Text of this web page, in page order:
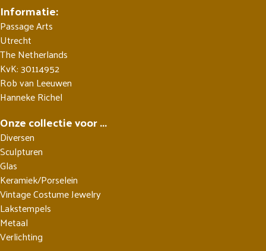
Informatie:
Passage Arts
Utrecht
The Netherlands
KvK: 30114952
Rob van Leeuwen
Hanneke Richel
Onze collectie voor ...
Diversen
Sculpturen
Glas
Keramiek/Porselein
Vintage Costume Jewelry
Lakstempels
Metaal
Verlichting